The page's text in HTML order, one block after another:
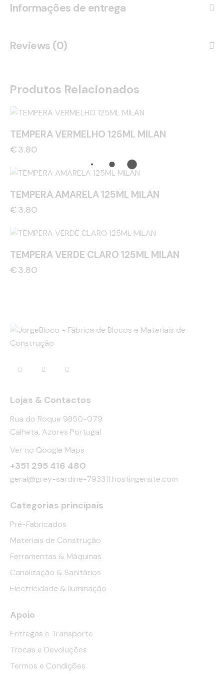
Informações de entrega
Reviews (0)
Produtos Relacionados
TEMPERA VERMELHO 125ML MILAN
€3.80
TEMPERA AMARELA 125ML MILAN
€3.80
TEMPERA VERDE CLARO 125ML MILAN
€3.80
Lojas & Contactos
Rua do Roque 9850-079
Calheta, Azores Portugal
Ver no Google Maps
+351 295 416 480
geral@grey-sardine-793311.hostingersite.com
Categorias principais
Pré-Fabricados
Materiais de Construção
Ferramentas & Máquinas
Canalização & Sanitários
Electricidade & Iluminação
Apoio
Entregas e Transporte
Trocas e Devoluções
Termos e Condições